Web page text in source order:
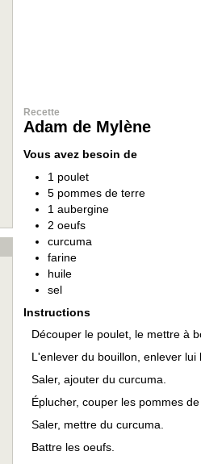
Recette
Adam de Mylène
Vous avez besoin de
1 poulet
5 pommes de terre
1 aubergine
2 oeufs
curcuma
farine
huile
sel
Instructions
Découper le poulet, le mettre à
L'enlever du bouillon, enlever lui
Saler, ajouter du curcuma.
Éplucher, couper les pommes
Saler, mettre du curcuma.
Battre les oeufs.